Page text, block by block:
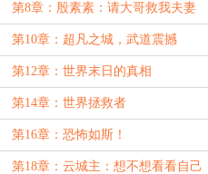
第8章：殷素素：请大哥救我夫妻
性命！
第10章：超凡之城，武道震撼
第12章：世界末日的真相
第14章：世界拯救者
第16章：恐怖如斯！
第18章：云城主：想不想看看自己